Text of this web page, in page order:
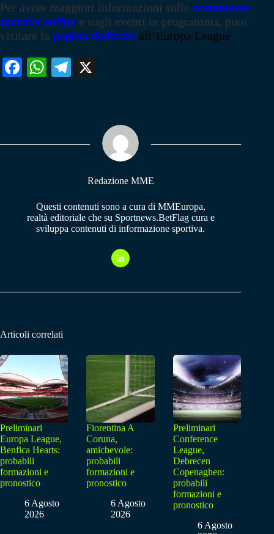
Per avere maggiori informazioni sulle scommesse
sportive online e sugli eventi in programma, puoi
visitare la pagina dedicata all’Europa League.
Fa W
pp
Te
m
Redazione MME
Questi contenuti sono a cura di MMEuropa,
realtà editoriale che su Sportnews.BetFlag cura e
sviluppa contenuti di informazione sportiva.
Articoli correlati
Preliminari
Europa League,
Benfica Hearts:
probabili
formazioni e
pronostico
6 Agosto
2026
Fiorentina A
Coruna,
amichevole:
probabili
formazioni e
pronostico
6 Agosto
2026
Preliminari
Conference
League,
Debrecen
Copenaghen:
probabili
formazioni e
pronostico
6 Agosto